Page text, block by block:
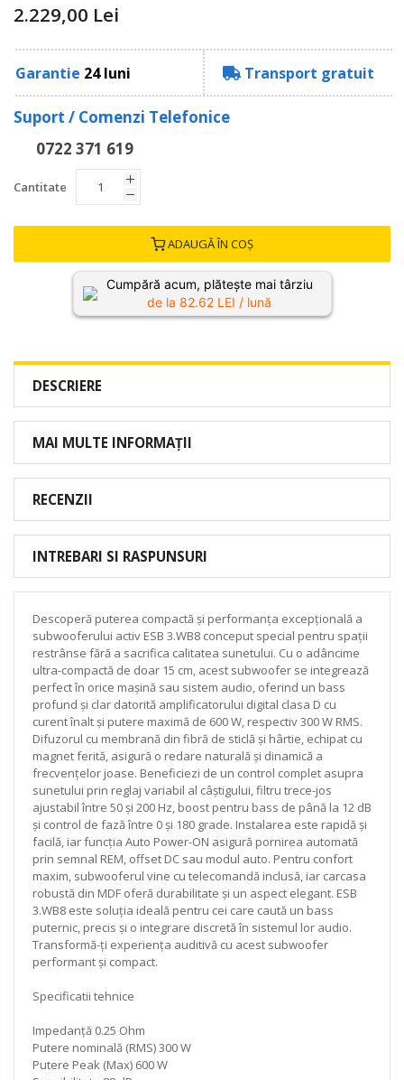
2.229,00 Lei
Garantie 24 luni Transport gratuit
Suport / Comenzi Telefonice
0722 371 619
Cantitate
ADAUGĂ ÎN COȘ
Cumpără acum, plătește mai târziu
de la 82.62 LEI / lună
DESCRIERE
MAI MULTE INFORMAȚII
RECENZII
INTREBARI SI RASPUNSURI
Descoperă puterea compactă și performanța excepțională a
subwooferului activ ESB 3.WB8 conceput special pentru spații
restrânse fără a sacrifica calitatea sunetului. Cu o adâncime
ultra-compactă de doar 15 cm, acest subwoofer se integrează
perfect în orice mașină sau sistem audio, oferind un bass
profund și clar datorită amplificatorului digital clasa D cu
curent înalt și putere maximă de 600 W, respectiv 300 W RMS.
Difuzorul cu membrană din fibră de sticlă și hârtie, echipat cu
magnet ferită, asigură o redare naturală și dinamică a
frecvențelor joase. Beneficiezi de un control complet asupra
sunetului prin reglaj variabil al câștigului, filtru trece-jos
ajustabil între 50 și 200 Hz, boost pentru bass de până la 12 dB
și control de fază între 0 și 180 grade. Instalarea este rapidă și
facilă, iar funcția Auto Power-ON asigură pornirea automată
prin semnal REM, offset DC sau modul auto. Pentru confort
maxim, subwooferul vine cu telecomandă inclusă, iar carcasa
robustă din MDF oferă durabilitate și un aspect elegant. ESB
3.WB8 este soluția ideală pentru cei care caută un bass
puternic, precis și o integrare discretă în sistemul lor audio.
Transformă-ți experiența auditivă cu acest subwoofer
performant și compact.
Specificatii tehnice
Impedanță 0.25 Ohm
Putere nominală (RMS) 300 W
Putere Peak (Max) 600 W